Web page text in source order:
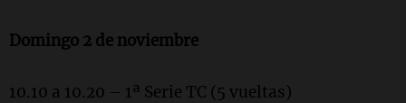
Domingo 2 de noviembre
10.10 a 10.20 – 1ª Serie TC (5 vueltas)